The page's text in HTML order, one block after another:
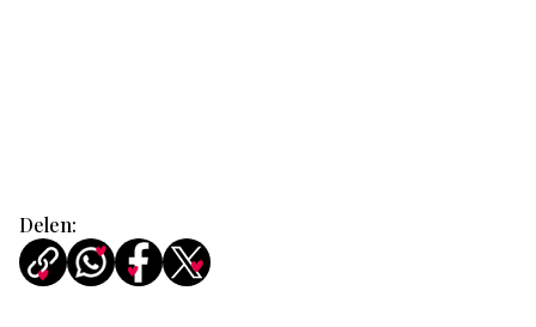
Delen: